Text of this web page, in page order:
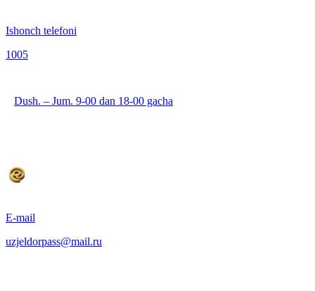
Ishonch telefoni
1005
Dush. – Jum. 9-00 dan 18-00 gacha
E-mail
uzjeldorpass@mail.ru